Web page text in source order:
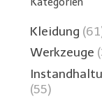
Kleidung
Werkzeuge
(55)